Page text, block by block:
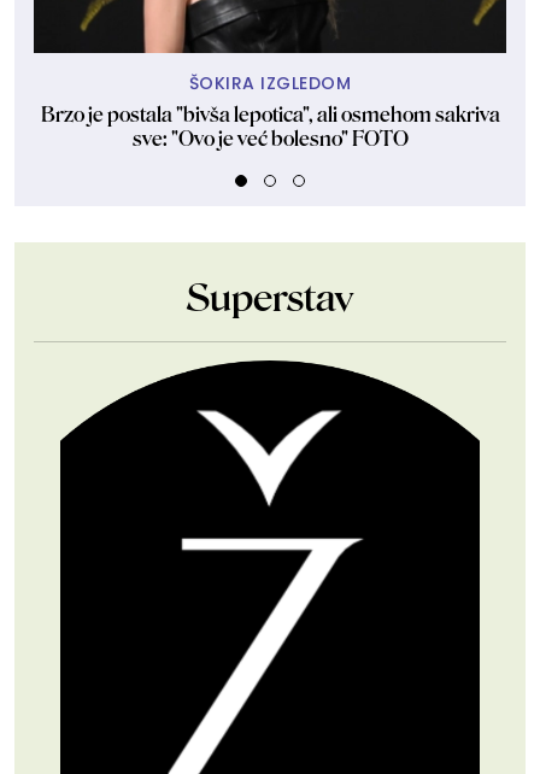
ŠOKIRA IZGLEDOM
Brzo je postala "bivša lepotica", ali osmehom sakriva
sve: "Ovo je već bolesno" FOTO
Superstav